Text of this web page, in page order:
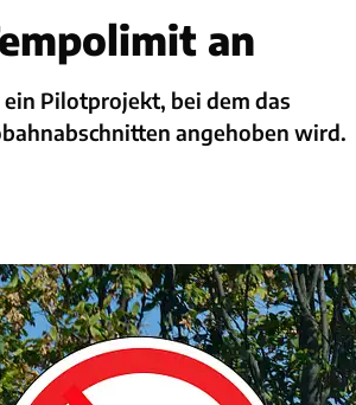
an
ein Pilotprojekt, bei dem das
angehoben wird.